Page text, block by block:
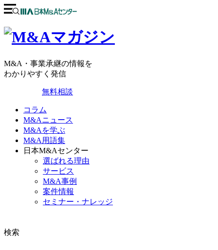
M&A・事業承継の情報を
わかりやすく発信
無料相談
コラム
M&Aニュース
M&Aを学ぶ
M&A用語集
日本M&Aセンター
選ばれる理由
サービス
M&A事例
案件情報
セミナー・ナレッジ
検索